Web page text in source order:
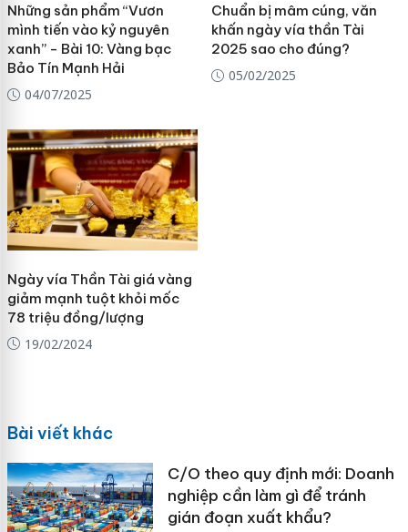
Những sản phẩm “Vươn
mình tiến vào kỷ nguyên
xanh” - Bài 10: Vàng bạc
Bảo Tín Mạnh Hải
04/07/2025
Chuẩn bị mâm cúng, văn
khấn ngày vía thần Tài
2025 sao cho đúng?
05/02/2025
Ngày vía Thần Tài giá vàng
giảm mạnh tuột khỏi mốc
78 triệu đồng/lượng
19/02/2024
Bài viết khác
C/O theo quy định mới: Doanh
nghiệp cần làm gì để tránh
gián đoạn xuất khẩu?